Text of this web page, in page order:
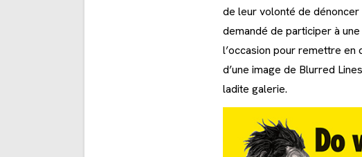
de leur volonté de
demandé de participer à
l’occasion pour remettre
d’une image de Blurred
ladite galerie.